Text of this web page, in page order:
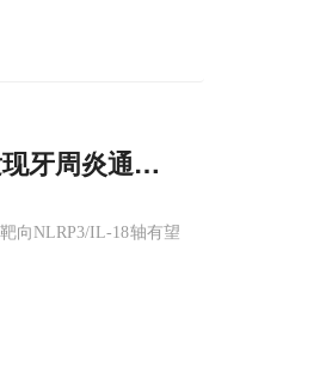
牙周炎通过IL-18“策反”
向NLRP3/IL-18轴有望